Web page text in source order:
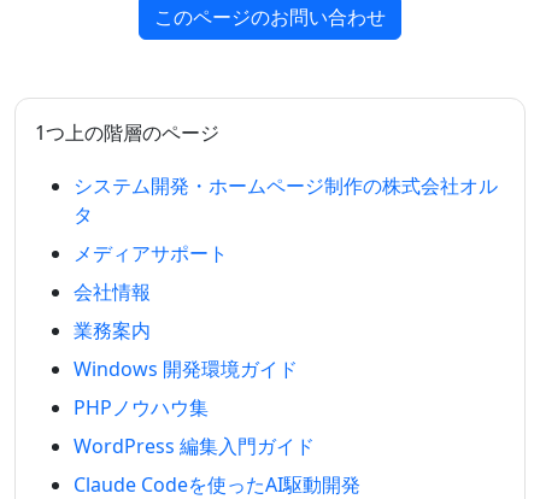
このページのお問い合わせ
1つ上の階層のページ
システム開発・ホームページ制作の株式会社オル
タ
メディアサポート
会社情報
業務案内
Windows 開発環境ガイド
PHPノウハウ集
WordPress 編集入門ガイド
Claude Codeを使ったAI駆動開発